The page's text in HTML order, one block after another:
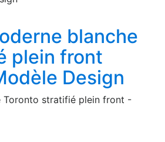
blanche
plein front
Design